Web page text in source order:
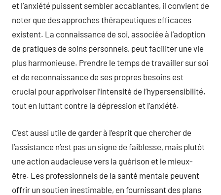
et l’anxiété puissent sembler accablantes, il convient de
noter que des approches thérapeutiques efficaces
existent. La connaissance de soi, associée à l’adoption
de pratiques de soins personnels, peut faciliter une vie
plus harmonieuse. Prendre le temps de travailler sur soi
et de reconnaissance de ses propres besoins est
crucial pour apprivoiser l’intensité de l’hypersensibilité,
tout en luttant contre la dépression et l’anxiété.
C’est aussi utile de garder à l’esprit que chercher de
l’assistance n’est pas un signe de faiblesse, mais plutôt
une action audacieuse vers la guérison et le mieux-
être. Les professionnels de la santé mentale peuvent
offrir un soutien inestimable, en fournissant des plans